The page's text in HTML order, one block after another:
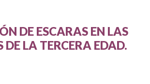
DE ESCARAS EN LAS
DE LA TERCERA EDAD.